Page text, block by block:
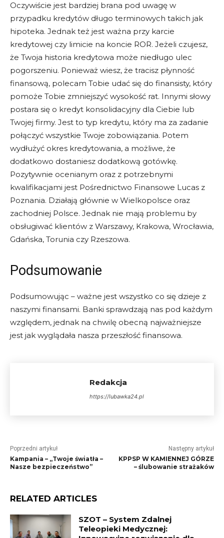
Oczywiście jest bardziej brana pod uwagę w
przypadku kredytów długo terminowych takich jak
hipoteka. Jednak też jest ważna przy karcie
kredytowej czy limicie na koncie ROR. Jeżeli czujesz,
że Twoja historia kredytowa może niedługo ulec
pogorszeniu. Ponieważ wiesz, że tracisz płynność
finansową, polecam Tobie udać się do finansisty, który
pomoże Tobie zmniejszyć wysokość rat. Innymi słowy
postara się o kredyt konsolidacyjny dla Ciebie lub
Twojej firmy. Jest to typ kredytu, który ma za zadanie
połączyć wszystkie Twoje zobowiązania. Potem
wydłużyć okres kredytowania, a możliwe, że
dodatkowo dostaniesz dodatkową gotówkę.
Pozytywnie ocenianym oraz z potrzebnymi
kwalifikacjami jest Pośrednictwo Finansowe Lucas z
Poznania. Działają głównie w Wielkopolsce oraz
zachodniej Polsce. Jednak nie mają problemu by
obsługiwać klientów z Warszawy, Krakowa, Wrocławia,
Gdańska, Torunia czy Rzeszowa.
Podsumowanie
Podsumowując – ważne jest wszystko co się dzieje z
naszymi finansami. Banki sprawdzają nas pod każdym
względem, jednak na chwilę obecną najważniejsze
jest jak wyglądała nasza przeszłość finansowa.
Redakcja
https://lubawka24.pl
Poprzedni artykuł
Kampania – „Twoje światła –
Nasze bezpieczeństwo”
Następny artykuł
KPPSP W KAMIENNEJ GÓRZE
– ślubowanie strażaków
RELATED ARTICLES
SZOT – System Zdalnej
Teleopieki Medycznej: